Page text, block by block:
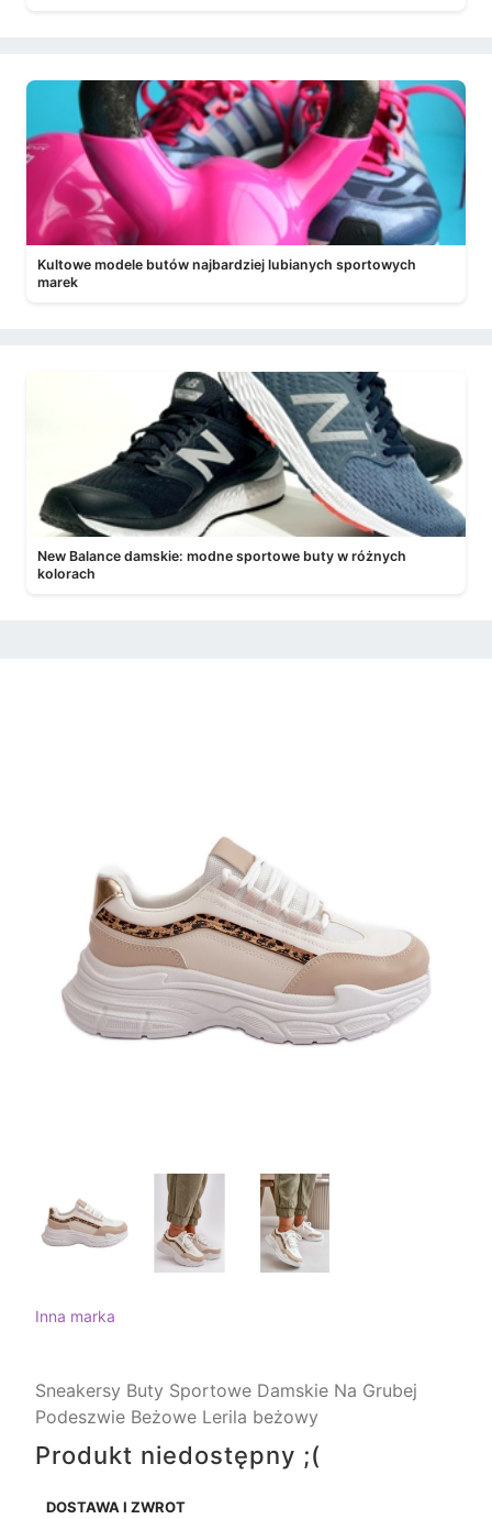
Kultowe modele butów najbardziej lubianych sportowych
marek
New Balance damskie: modne sportowe buty w różnych
kolorach
Inna marka
Sneakersy Buty Sportowe Damskie Na Grubej
Podeszwie Beżowe Lerila beżowy
Produkt niedostępny ;(
DOSTAWA I ZWROT